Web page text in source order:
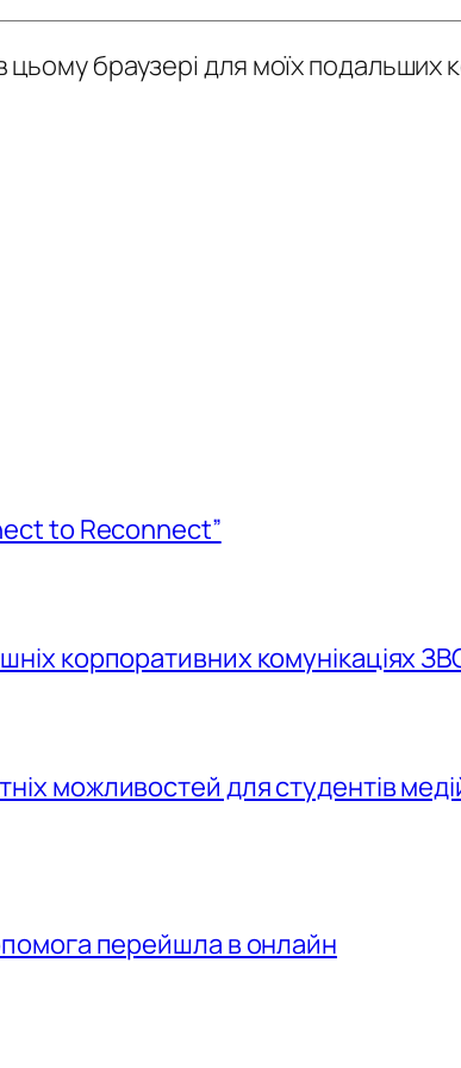
браузері для моїх подальших
to Reconnect”
корпоративних комунікаціях
можливостей для студентів
перейшла в онлайн